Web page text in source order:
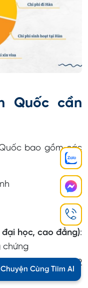
Quốc cần
bao gồm các
đại học, cao đẳng):
chứng
ứng
: bản gốc + 2
Cùng Tiim AI